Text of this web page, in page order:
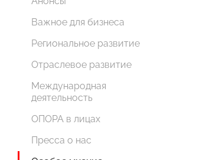
Важное для бизнеса
Региональное развитие
Отраслевое развитие
Международная
деятельность
ОПОРА в лицах
Пресса о нас